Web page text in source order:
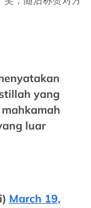
yang
luar
March 19,